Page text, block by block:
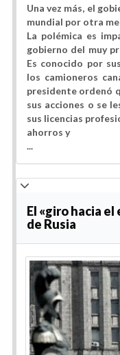
Una vez más, el
mundial por otra
La polémica es
gobierno del muy
Es conocido por
los camioneros
presidente ordenó
sus acciones o se
sus licencias
ahorros y
...
El «giro hacia
de Rusia